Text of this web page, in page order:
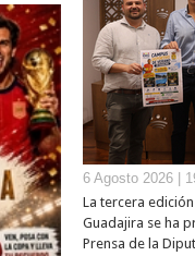
6 Agosto 2026 |
La tercera
Guadajira se ha
Prensa de la